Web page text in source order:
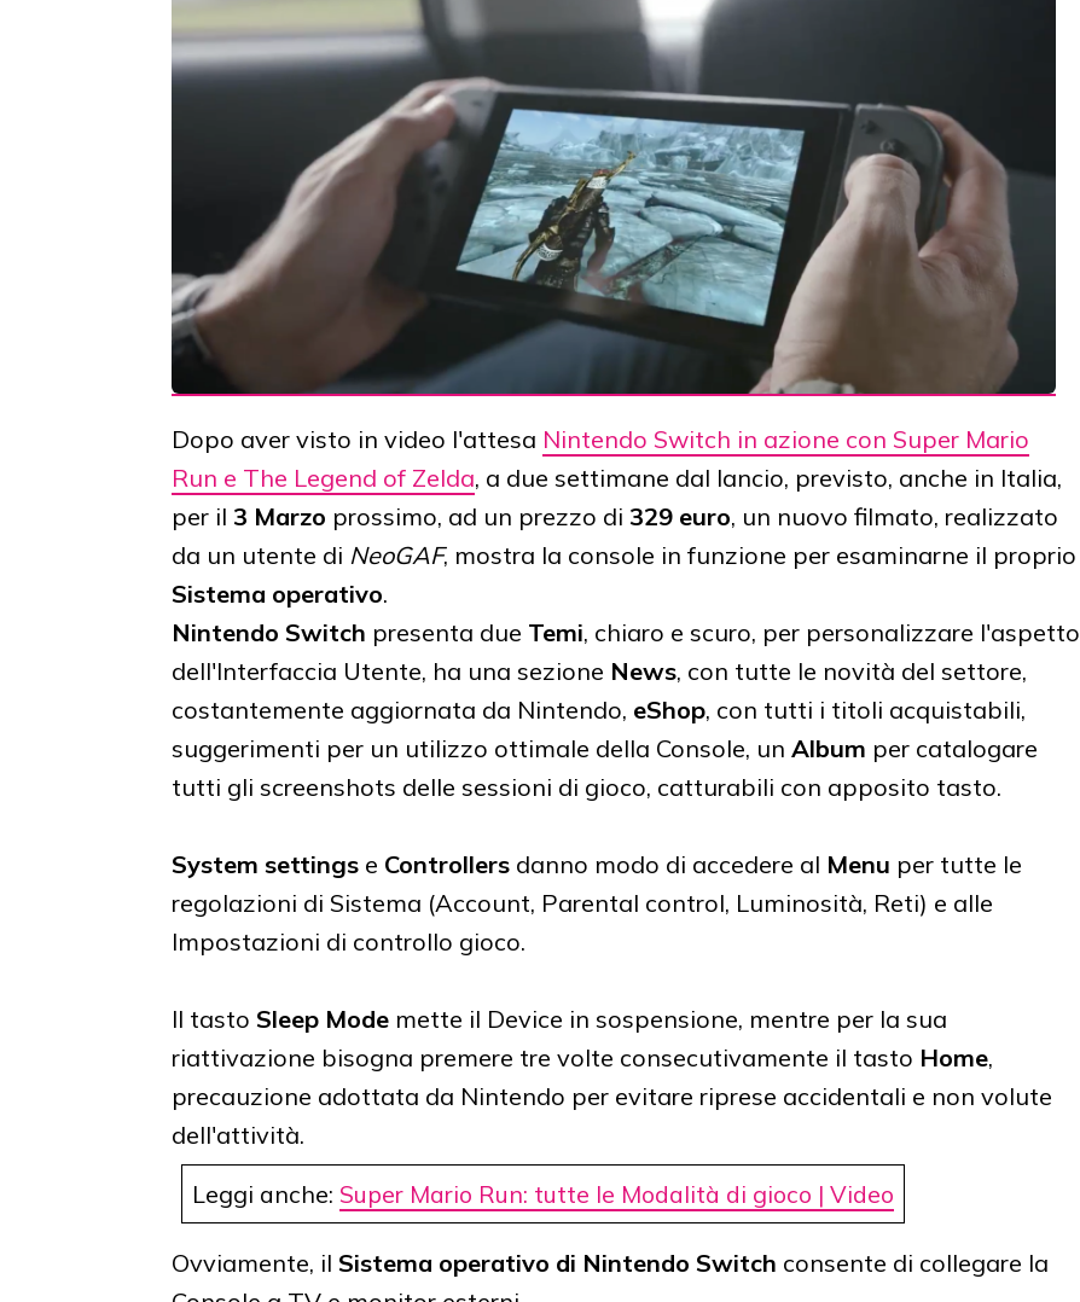
Dopo aver visto in video l'attesa Nintendo Switch in azione con Super Mario
Run e The Legend of Zelda, a due settimane dal lancio, previsto, anche in Italia,
per il 3 Marzo prossimo, ad un prezzo di 329 euro, un nuovo filmato, realizzato
da un utente di NeoGAF, mostra la console in funzione per esaminarne il proprio
Sistema operativo.
Nintendo Switch presenta due Temi, chiaro e scuro, per personalizzare l'aspetto
dell'Interfaccia Utente, ha una sezione News, con tutte le novità del settore,
costantemente aggiornata da Nintendo, eShop, con tutti i titoli acquistabili,
suggerimenti per un utilizzo ottimale della Console, un Album per catalogare
tutti gli screenshots delle sessioni di gioco, catturabili con apposito tasto.
System settings e Controllers danno modo di accedere al Menu per tutte le
regolazioni di Sistema (Account, Parental control, Luminosità, Reti) e alle
Impostazioni di controllo gioco.
Il tasto Sleep Mode mette il Device in sospensione, mentre per la sua
riattivazione bisogna premere tre volte consecutivamente il tasto Home,
precauzione adottata da Nintendo per evitare riprese accidentali e non volute
dell'attività.
Leggi anche: Super Mario Run: tutte le Modalità di gioco | Video
Ovviamente, il Sistema operativo di Nintendo Switch consente di collegare la